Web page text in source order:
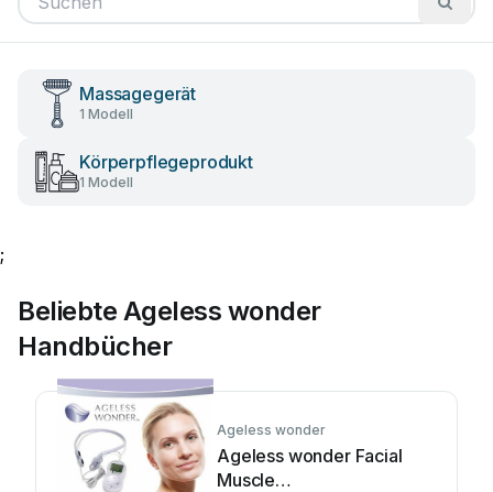
Massagegerät
1 Modell
Körperpflegeprodukt
1 Modell
;
Beliebte Ageless wonder
Handbücher
Ageless wonder
Ageless wonder Facial
Muscle